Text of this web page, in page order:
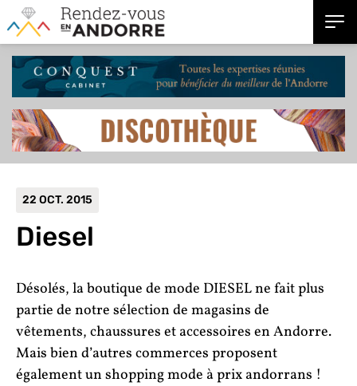
22 OCT. 2015
Diesel
Désolés, la boutique de mode DIESEL ne fait plus
partie de notre sélection de magasins de
vêtements, chaussures et accessoires en Andorre.
Mais bien d’autres commerces proposent
également un shopping mode à prix andorrans !